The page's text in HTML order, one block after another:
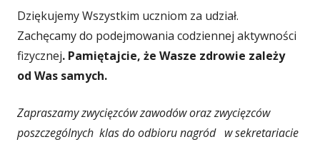
Dziękujemy Wszystkim uczniom za udział.
Zachęcamy do podejmowania codziennej aktywności
fizycznej. Pamiętajcie, że Wasze zdrowie zależy
od Was samych.
Zapraszamy zwycięzców zawodów oraz zwycięzców
poszczególnych klas do odbioru nagród w sekretariacie